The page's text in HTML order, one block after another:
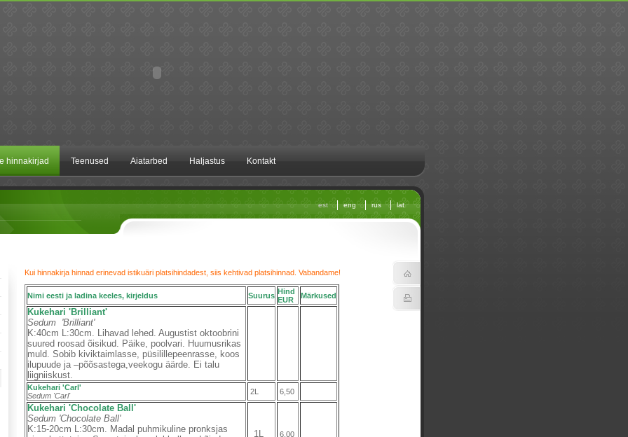
hinnakirjad Teenused Aiatarbed Haljastus Kontakt
est eng rus lat
Kui hinnakirja hinnad erinevad istikuäri platsihindadest, siis kehtivad platsihinnad. Vabandame!
Nimi eesti ja ladina keeles, kirjeldus Suurus Hind
EUR
Märkused
Kukehari 'Brilliant'
Sedum 'Brilliant'
K:40cm L:30cm. Lihavad lehed. Augustist oktoobrini
suured roosad õisikud. Päike, poolvari. Huumusrikas
muld. Sobib kiviktaimlasse, püsilillepeenrasse, koos
ilupuude ja –põõsastega,veekogu äärde. Ei talu
liigniiskust.
Kukehari 'Carl'
Sedum 'Carl'
2L 6,50
Kukehari 'Chocolate Ball'
Sedum 'Chocolate Ball'
K:15-20cm L:30cm. Madal puhmikuline pronksjas
1L 6,00